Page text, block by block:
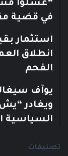
“غسلوا
في قضية
انطلاق
الفحم
يوآف
ويغادر
السياسية
تصنيفات